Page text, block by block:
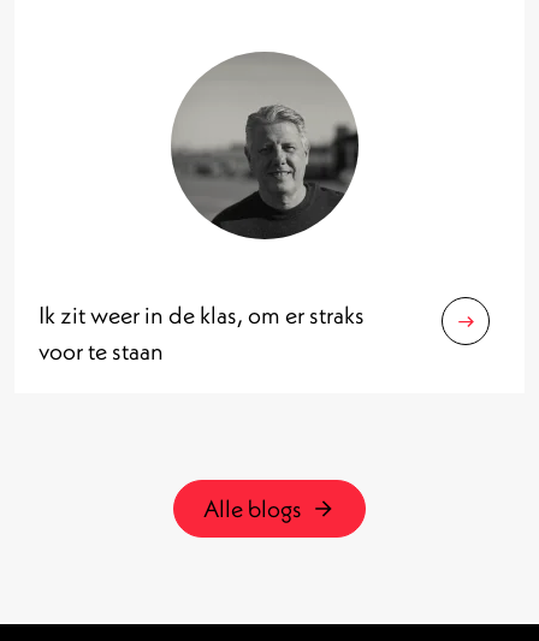
Ik zit weer in de klas, om er straks
voor te staan
Alle blogs